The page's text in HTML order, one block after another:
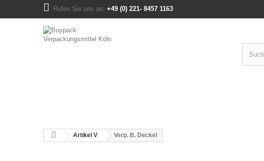
Rufen Sie uns an: +49 (0) 221- 8457 1163
Artikel V Verp. B. Deckel